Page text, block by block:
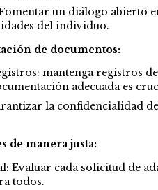
un diálogo abierto
del individuo.
de documentos:
mantenga registros
adecuada es
la confidencialidad
de manera justa:
Evaluar cada solicitud de
todos.